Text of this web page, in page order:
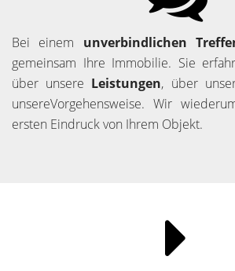
Bei einem unverbindlichen
gemeinsam Ihre Immobilie. Sie
über unsere Leistungen, über
unsereVorgehensweise. Wir
ersten Eindruck von Ihrem Objekt.